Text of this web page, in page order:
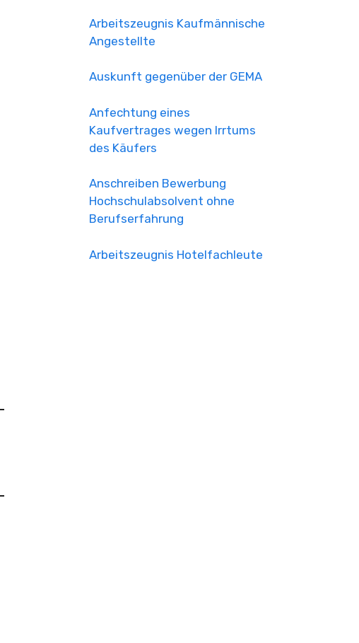
Arbeitszeugnis Kaufmännische
Angestellte
Auskunft gegenüber der GEMA
Anfechtung eines
Kaufvertrages wegen Irrtums
des Käufers
Anschreiben Bewerbung
Hochschulabsolvent ohne
Berufserfahrung
Arbeitszeugnis Hotelfachleute